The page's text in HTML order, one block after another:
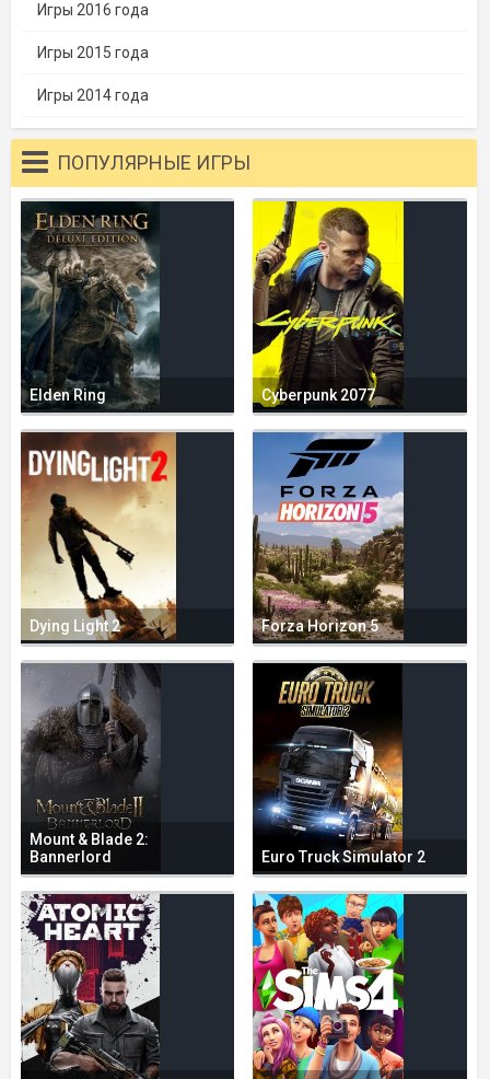
Игры 2016 года
Игры 2015 года
Игры 2014 года
ПОПУЛЯРНЫЕ ИГРЫ
Elden Ring Cyberpunk 2077
Dying Light 2 Forza Horizon 5
Mount & Blade 2:
Bannerlord
Euro Truck Simulator 2